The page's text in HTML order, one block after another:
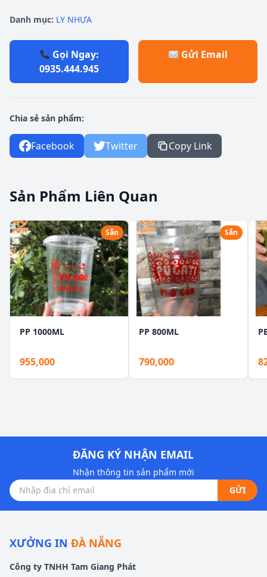
Danh mục: LY NHỰA
Gọi Ngay:
0935.444.945
Gửi Email
Chia sẻ sản phẩm:
Facebook Twitter Copy Link
Sản Phẩm Liên Quan
Sẵn
PP 1000ML
955,000
Sẵn
PP 800ML
790,000
ĐĂNG KÝ NHẬN EMAIL
Nhận thông tin sản phẩm mới
GỬI
XƯỞNG IN ĐÀ NẴNG
Công ty TNHH Tam Giang Phát